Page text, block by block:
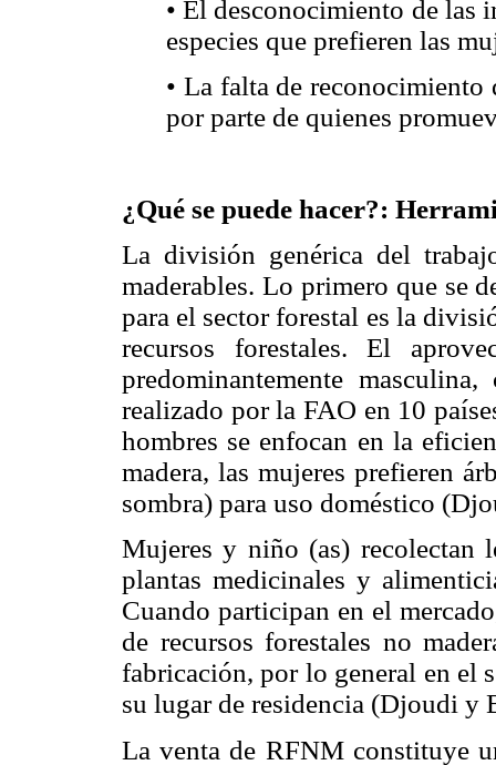
• El desconocimiento de las
especies que prefieren las
• La falta de reconocimiento
por parte de quienes
¿Qué se puede hacer?:
La división genérica del
maderables. Lo primero que se
para el sector forestal es la
recursos forestales. El
predominantemente
realizado por la FAO en 10
hombres se enfocan en la
madera, las mujeres prefieren
sombra) para uso doméstico
Mujeres y niño (as) recolectan
plantas medicinales y
Cuando participan en el
de recursos forestales no
fabricación, por lo general en el
su lugar de residencia (Djoudi
La venta de RFNM constituye